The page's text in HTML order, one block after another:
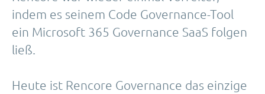
indem es seinem Code Governance-Tool
ein Microsoft 365 Governance SaaS folgen
ließ.
Heute ist Rencore Governance das einzige